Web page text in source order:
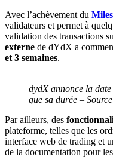
Avec l’achèvement du
validateurs et permet à
validation des transactions
externe de dYdX a
et 3 semaines.
dydX annonce la
que sa durée –
Par ailleurs, des
plateforme, telles que les
interface web de trading et
de la documentation pour